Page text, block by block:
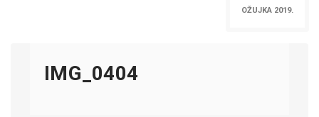
OŽUJKA 2019.
IMG_0404